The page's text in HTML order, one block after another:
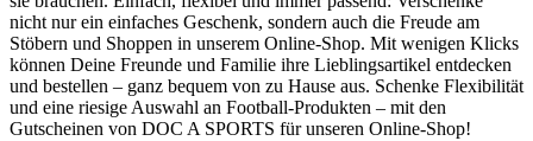
nicht nur ein einfaches Geschenk, sondern auch die Freude am
Stöbern und Shoppen in unserem Online-Shop. Mit wenigen Klicks
können Deine Freunde und Familie ihre Lieblingsartikel entdecken
und bestellen – ganz bequem von zu Hause aus. Schenke Flexibilität
und eine riesige Auswahl an Football-Produkten – mit den
Gutscheinen von DOC A SPORTS für unseren Online-Shop!